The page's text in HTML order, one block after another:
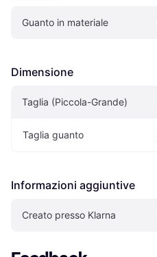
Guanto in materiale
Dimensione
Taglia (Piccola-Grande)
Taglia guanto
Informazioni aggiuntive
Creato presso Klarna